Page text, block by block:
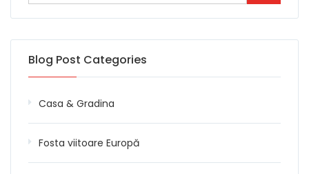
Blog Post Categories
Casa & Gradina
Fosta viitoare Europă